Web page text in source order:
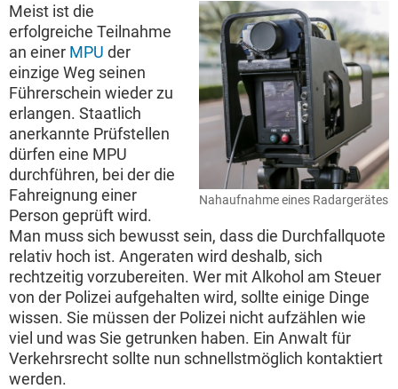
Nahaufnahme eines Radargerätes
Meist ist die
erfolgreiche Teilnahme
an einer MPU der
einzige Weg seinen
Führerschein wieder zu
erlangen. Staatlich
anerkannte Prüfstellen
dürfen eine MPU
durchführen, bei der die
Fahreignung einer
Person geprüft wird.
Man muss sich bewusst sein, dass die Durchfallquote
relativ hoch ist. Angeraten wird deshalb, sich
rechtzeitig vorzubereiten. Wer mit Alkohol am Steuer
von der Polizei aufgehalten wird, sollte einige Dinge
wissen. Sie müssen der Polizei nicht aufzählen wie
viel und was Sie getrunken haben. Ein Anwalt für
Verkehrsrecht sollte nun schnellstmöglich kontaktiert
werden.